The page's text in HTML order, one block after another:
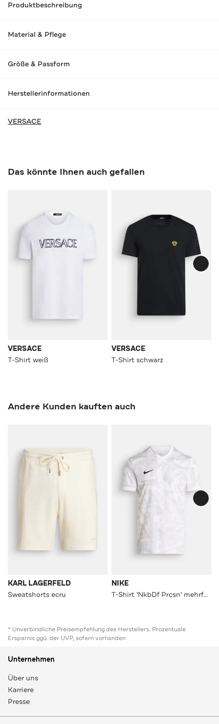
Produktbeschreibung
Material & Pflege
Größe & Passform
Herstellerinformationen
VERSACE
Das könnte Ihnen auch gefallen
VERSACE
T-Shirt weiß
VERSACE
T-Shirt schwarz
Andere Kunden kauften auch
KARL LAGERFELD
Sweatshorts ecru
NIKE
T-Shirt 'NkbDf Prcsn' mehrfarbig
* Unverbindliche Preisempfehlung des Herstellers. Prozentuale
Ersparnis ggü. der UVP, sofern vorhanden
Unternehmen
Über uns
Karriere
Presse